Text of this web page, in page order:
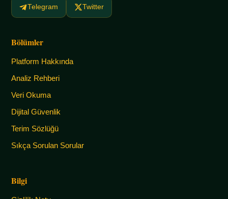
Telegram Twitter
Bölümler
Platform Hakkında
Analiz Rehberi
Veri Okuma
Dijital Güvenlik
Terim Sözlüğü
Sıkça Sorulan Sorular
Bilgi